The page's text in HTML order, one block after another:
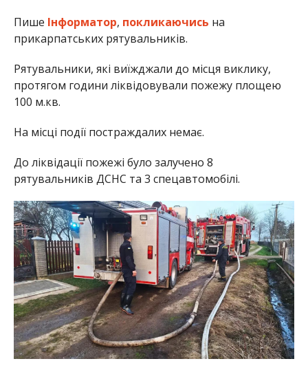
Пише Інформатор, покликаючись на
прикарпатських рятувальників.
Рятувальники, які виїжджали до місця виклику,
протягом години ліквідовували пожежу площею
100 м.кв.
На місці події постраждалих немає.
До ліквідації пожежі було залучено 8
рятувальників ДСНС та 3 спецавтомобілі.